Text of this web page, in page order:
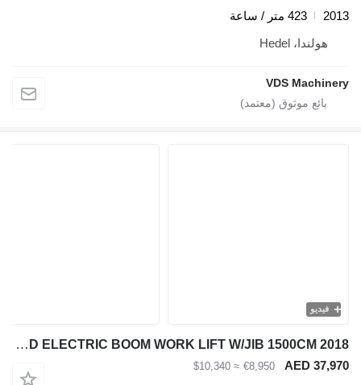
2013
423 متر / ساعة
هولندا، Hedel
VDS Machinery
فيديو
Airo A15JE ARTICULATED ELECTRIC BOOM WORK LIFT W/JIB 1500CM 2018
AED 37,970
€8,950
≈ $10,340